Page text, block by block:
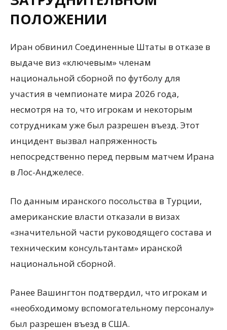
ПОЛОЖЕНИИ
Иран обвинил Соединенные Штаты в отказе в
выдаче виз «ключевым» членам
национальной сборной по футболу для
участия в чемпионате мира 2026 года,
несмотря на то, что игрокам и некоторым
сотрудникам уже был разрешен въезд. Этот
инцидент вызвал напряженность
непосредственно перед первым матчем Ирана
в Лос-Анджелесе.
По данным иранского посольства в Турции,
американские власти отказали в визах
«значительной части руководящего состава и
техническим консультантам» иранской
национальной сборной.
Ранее Вашингтон подтвердил, что игрокам и
«необходимому вспомогательному персоналу»
был разрешен въезд в США.